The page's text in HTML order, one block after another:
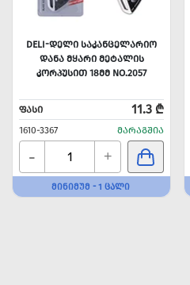
DELI-ᲓᲔᲚᲘ ᲡᲐᲙᲐᲜᲪᲔᲚᲐᲠᲘᲝ
ᲓᲐᲜᲐ ᲛᲧᲐᲠᲘ ᲛᲔᲢᲐᲚᲘᲡ
ᲙᲝᲠᲞᲣᲡᲘᲗ 18ᲛᲛ NO.2057
ᲤᲐᲡᲘ 11.3 ₾
1610-3367 ᲛᲐᲠᲐᲒᲨᲘᲐ
- +
ᲛᲘᲜᲘᲛᲣᲛ - 1 ᲪᲐᲚᲘ